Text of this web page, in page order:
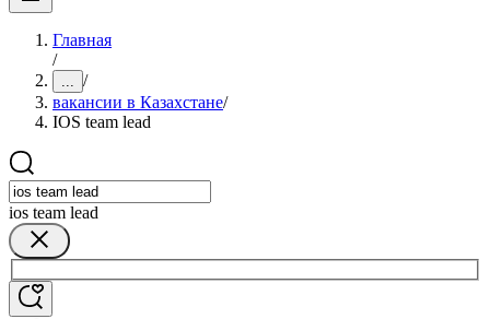
Главная
/
... /
вакансии в Казахстане/
IOS team lead
ios team lead